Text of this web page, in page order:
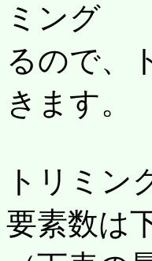
ミング
るので、
きます。
トリミン
要素数は